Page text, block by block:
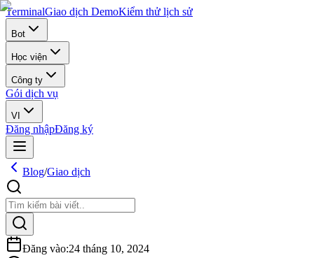
TerminalGiao dịch DemoKiểm thử lịch sử
Bot
Học viện
Công ty
Gói dịch vụ
VI
Đăng nhậpĐăng ký
Blog/Giao dịch
Đăng vào:24 tháng 10, 2024